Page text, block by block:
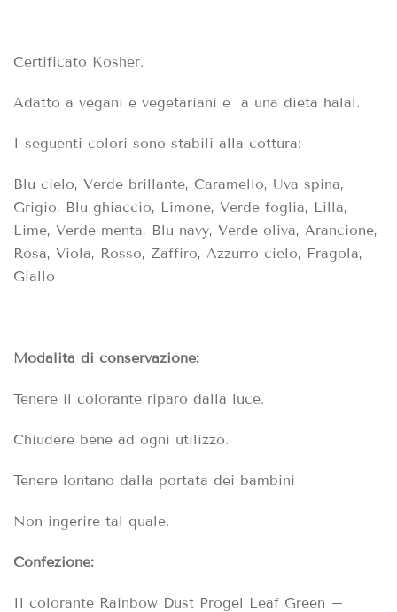
Certificato Kosher.
Adatto a vegani e vegetariani e a una dieta halal.
I seguenti colori sono stabili alla cottura:
Blu cielo, Verde brillante, Caramello, Uva spina,
Grigio, Blu ghiaccio, Limone, Verde foglia, Lilla,
Lime, Verde menta, Blu navy, Verde oliva, Arancione,
Rosa, Viola, Rosso, Zaffiro, Azzurro cielo, Fragola,
Giallo
Modalità di conservazione:
Tenere il colorante riparo dalla luce.
Chiudere bene ad ogni utilizzo.
Tenere lontano dalla portata dei bambini
Non ingerire tal quale.
Confezione:
Il colorante Rainbow Dust Progel Leaf Green –